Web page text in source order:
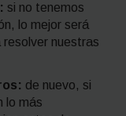
si no tenemos
lo mejor será
nuestras
de nuevo, si
lo más